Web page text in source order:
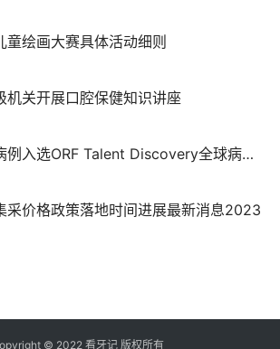
绘画大赛具体活动细则
机关开展口腔保健知识讲座
ORF Talent Discovery全球病例大赛巅峰总决赛20强
采价格政策落地时间进展最新消息2023
© 2022 看牙记 版权所有